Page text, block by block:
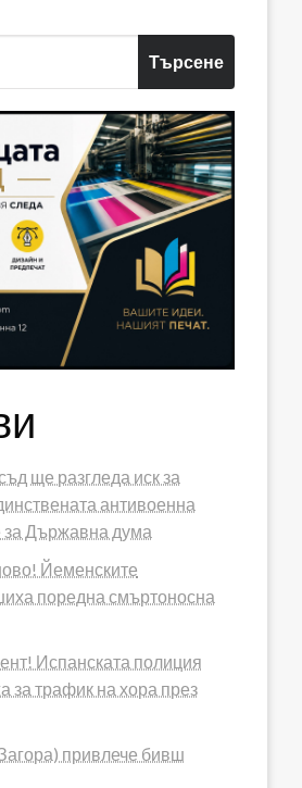
Търсене
ще разгледа иск за
антивоенна
за Държавна дума
Йеменските
поредна смъртоносна
Испанската полиция
за трафик на хора през
привлече бивш